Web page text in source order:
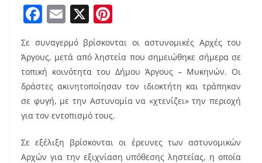
F
c
e
b
o
o
k
E
m
ai
l
X
er
e
st
Σε συναγερμό βρίσκονται οι αστυνομικές Αρχές του
Άργους, μετά από ληστεία που σημειώθηκε σήμερα σε
τοπική κοινότητα του Δήμου Άργους – Μυκηνών. Οι
δράστες ακινητοποίησαν τον ιδιοκτήτη και τράπηκαν
σε φυγή, με την Αστυνομία να «χτενίζει» την περιοχή
για τον εντοπισμό τους.
Σε εξέλιξη βρίσκονται οι έρευνες των αστυνομικών
Αρχών για την εξιχνίαση υπόθεσης ληστείας, η οποία